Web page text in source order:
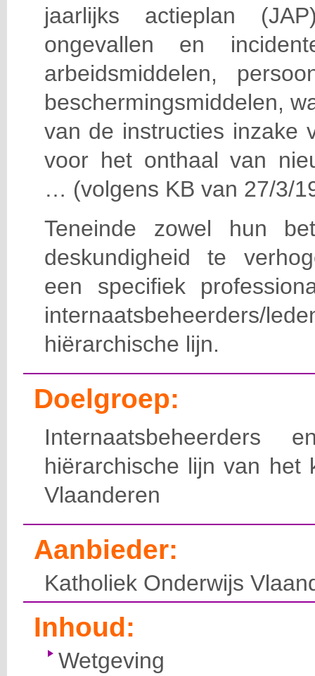
jaarlijks actieplan
ongevallen en
arbeidsmiddelen,
beschermingsmiddelen,
van de instructies inzake
voor het onthaal van
… (volgens KB van 27/3/
Teneinde zowel hun
deskundigheid te
een specifiek
hiërarchische lijn.
Doelgroep:
hiërarchische lijn van het
Vlaanderen
Aanbieder:
Katholiek Onderwijs
Inhoud:
Wetgeving